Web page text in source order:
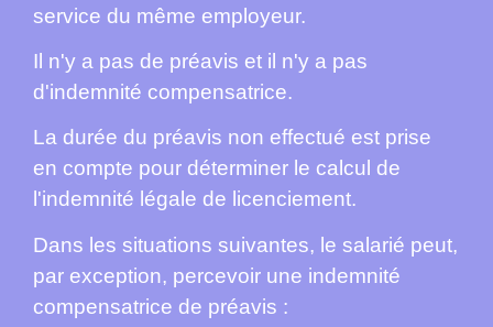
service du même employeur.
Il n'y a pas de préavis et il n'y a pas
d'indemnité compensatrice.
La durée du préavis non effectué est prise
en compte pour déterminer le calcul de
l'indemnité légale de licenciement.
Dans les situations suivantes, le salarié peut,
par exception, percevoir une indemnité
compensatrice de préavis :